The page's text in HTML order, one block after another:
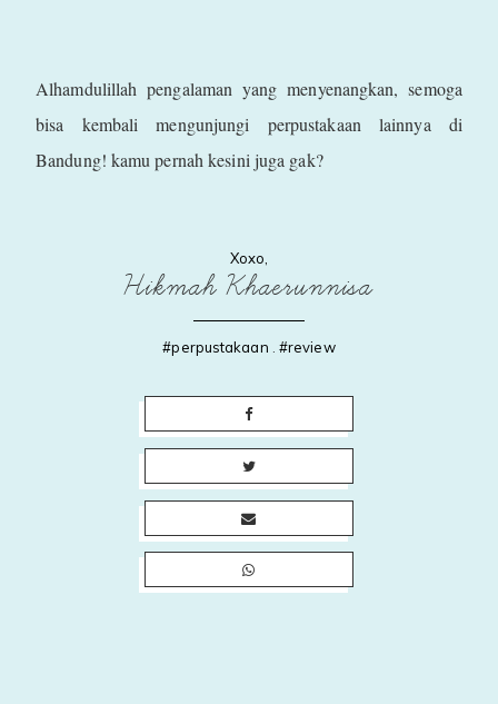
Alhamdulillah pengalaman yang menyenangkan, semoga
bisa kembali mengunjungi perpustakaan lainnya di
Bandung! kamu pernah kesini juga gak?
Xoxo,
Hikmah Khaerunnisa
#perpustakaan . #review